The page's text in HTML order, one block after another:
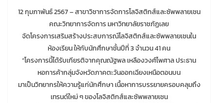
12 กุมภาพันธ์ 2567 – สาขาวิชาการจัดการโลจิสติกส์และซัพพลายเชน
คณะวิทยาการจัดการ มหาวิทยาลัยราชภัฏเลย
จัดโครงการเสริมสร้างประสบการณ์โลจิสติกส์และซัพพลายเชนใน
ห้องเรียน ให้กับนักศึกษาชั้นปีที่ 3 จำนวน 41 คน
“โครงการนี้ได้รับเกียรติจากคุณณัฐพล เหลืองวงศ์ไพศาล ประธาน
หอการค้ากลุ่มจังหวัดภาคตะวันออกเฉียงเหนือตอนบน
มาเป็นวิทยากรให้ความรู้แก่นักศึกษา เนื้อหาการบรรยายครอบคลุมถึง
เทรนด์ใหม่ ๆ ของโลจิสติกส์และซัพพลายเชน